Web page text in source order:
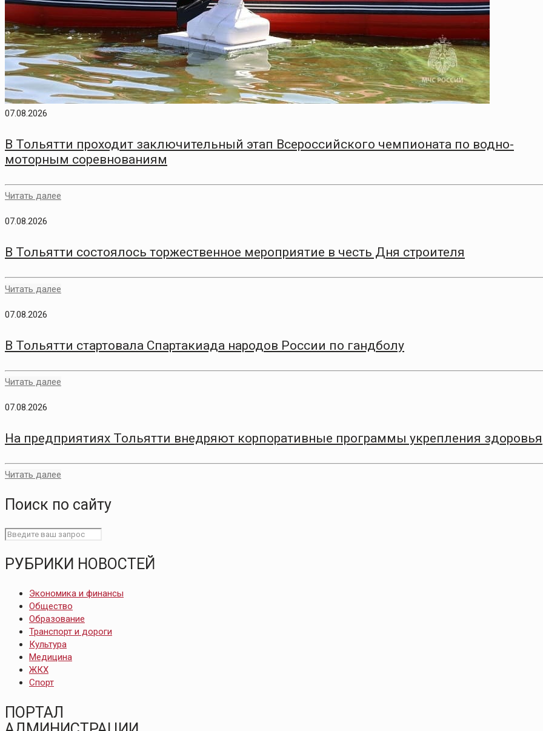
07.08.2026
В Тольятти проходит заключительный этап Всероссийского чемпионата по водно-
моторным соревнованиям
Читать далее
07.08.2026
В Тольятти состоялось торжественное мероприятие в честь Дня строителя
Читать далее
07.08.2026
В Тольятти стартовала Спартакиада народов России по гандболу
Читать далее
07.08.2026
На предприятиях Тольятти внедряют корпоративные программы укрепления здоровья
Читать далее
Поиск по сайту
РУБРИКИ НОВОСТЕЙ
Экономика и финансы
Общество
Образование
Транспорт и дороги
Культура
Медицина
ЖКХ
Спорт
ПОРТАЛ